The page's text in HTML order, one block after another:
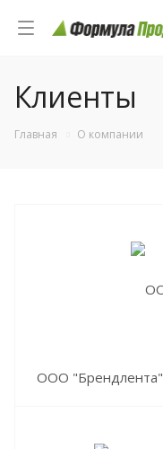
Клиенты
Главная О компании
ООО "Брендлента"